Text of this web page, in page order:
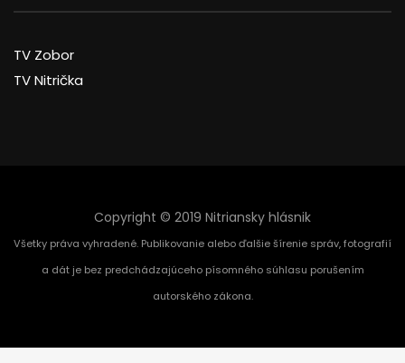
TV Zobor
TV Nitrička
Copyright © 2019 Nitriansky hlásnik
Všetky práva vyhradené. Publikovanie alebo ďalšie šírenie správ, fotografií
a dát je bez predchádzajúceho písomného súhlasu porušením
autorského zákona.